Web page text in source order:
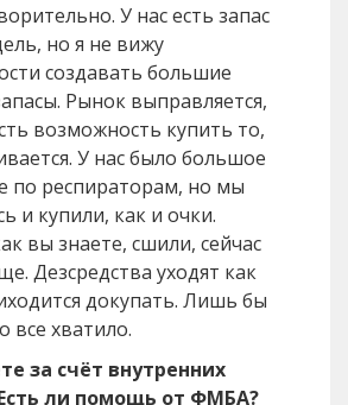
У нас есть запас
но я не вижу
создавать большие
Рынок выправляется,
возможность купить то,
У нас было большое
по респираторам, но мы
и купили, как и очки.
вы знаете, сшили, сейчас
Дезсредства уходят как
докупать. Лишь бы
все хватило.
за счёт внутренних
Есть ли помощь от ФМБА?